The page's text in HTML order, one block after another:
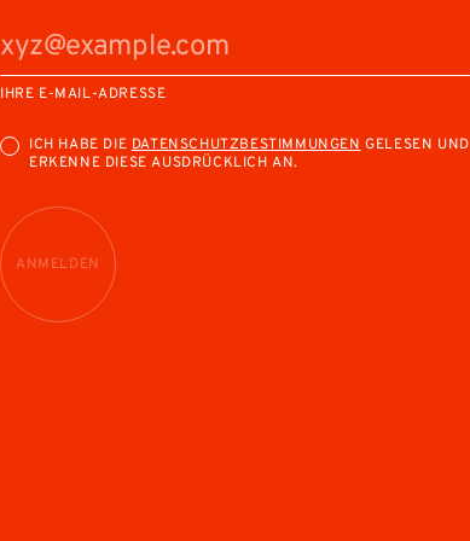
IHRE E-MAIL-ADRESSE
ICH HABE DIEDATENSCHUTZBESTIMMUNGENGELESEN UND
ERKENNE DIESE AUSDRÜCKLICH AN.
ANMELDEN